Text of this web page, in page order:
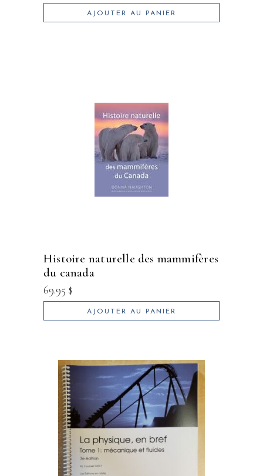
AJOUTER AU PANIER
histoire naturelle des mammifères
du canada
69.95 $
AJOUTER AU PANIER